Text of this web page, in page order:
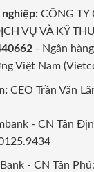
CÔNG TY
VỤ VÀ KỸ
- Ngân
Việt Nam
CEO Trần Văn
- CN Tân
- CN Tân